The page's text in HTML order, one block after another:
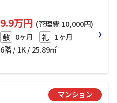
9.9万円 (管理費 10,000円)
敷 0ヶ月 礼 1ヶ月
6階 / 1K / 25.89㎡
マンション